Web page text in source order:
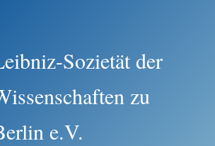
Sozietät der
zu
e.V.